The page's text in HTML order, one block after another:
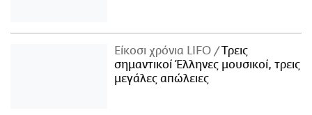
Είκοσι χρόνια LIFO
Tρεις
σημαντικοί Έλληνες μουσικοί, τρεις
μεγάλες απώλειες